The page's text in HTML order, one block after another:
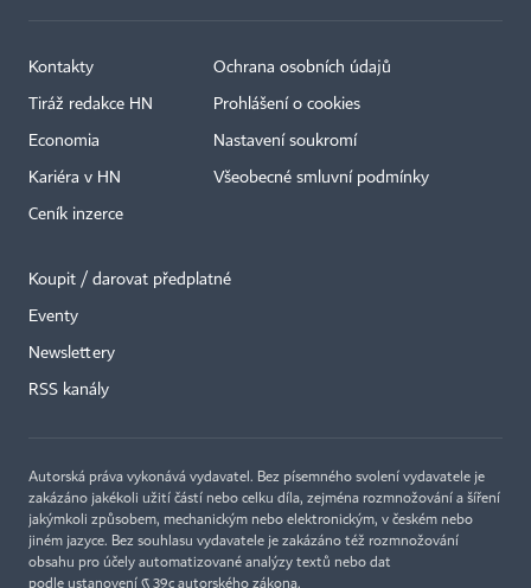
Kontakty
Tiráž redakce HN
Economia
Kariéra v HN
Ceník inzerce
Ochrana osobních údajů
Prohlášení o cookies
Nastavení soukromí
Všeobecné smluvní podmínky
Koupit / darovat předplatné
Eventy
Newslettery
RSS kanály
Autorská práva vykonává vydavatel. Bez písemného svolení vydavatele je
zakázáno jakékoli užití částí nebo celku díla, zejména rozmnožování a šíření
jakýmkoli způsobem, mechanickým nebo elektronickým, v českém nebo
jiném jazyce. Bez souhlasu vydavatele je zakázáno též rozmnožování
obsahu pro účely automatizované analýzy textů nebo dat
podle ustanovení § 39c autorského zákona.